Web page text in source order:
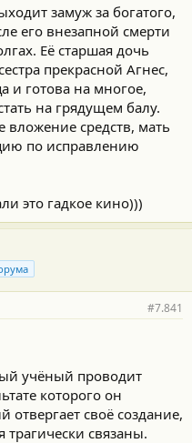
замуж за богатого,
его внезапной смерти
Её старшая дочь
прекрасной Агнес,
и готова на многое,
на грядущем балу.
вложение средств, мать
по исправлению
это гадкое кино)))
#7.841
учёный проводит
которого он
отвергает своё создание,
связаны.